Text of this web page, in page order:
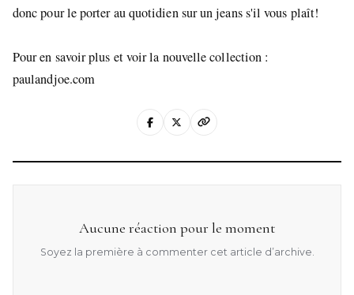
donc pour le porter au quotidien sur un jeans s'il vous plaît!
Pour en savoir plus et voir la nouvelle collection :
paulandjoe.com
Aucune réaction pour le moment
Soyez la première à commenter cet article d’archive.